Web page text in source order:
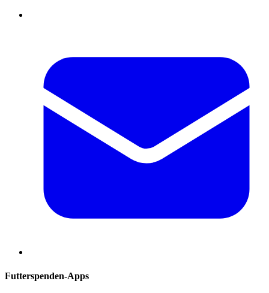
Futterspenden-Apps